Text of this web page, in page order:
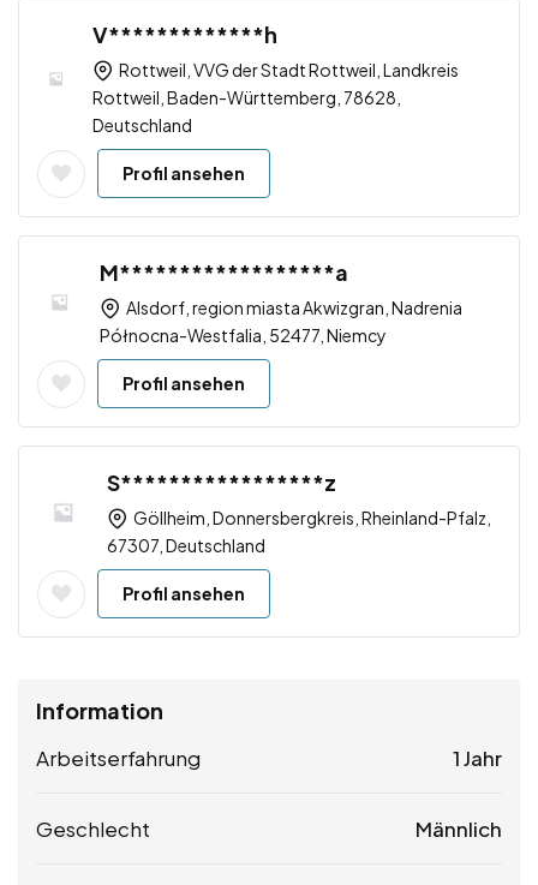
V*************h
Rottweil, VVG der Stadt Rottweil, Landkreis
Rottweil, Baden-Württemberg, 78628,
Deutschland
Profil ansehen
M******************a
Alsdorf, region miasta Akwizgran, Nadrenia
Północna-Westfalia, 52477, Niemcy
Profil ansehen
S*****************z
Göllheim, Donnersbergkreis, Rheinland-Pfalz,
67307, Deutschland
Profil ansehen
Information
Arbeitserfahrung 1 Jahr
Geschlecht Männlich